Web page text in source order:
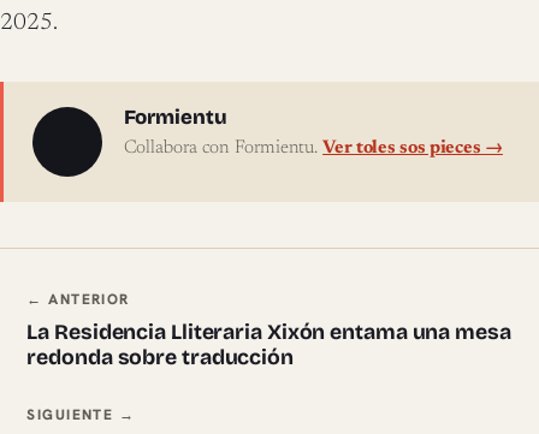
2025.
Sobre l'autor
Formientu
Collabora con Formientu.Ver toles sos pieces →
Navegación ente pieces
← ANTERIOR
La Residencia Lliteraria Xixón entama una mesa
redonda sobre traducción
SIGUIENTE →